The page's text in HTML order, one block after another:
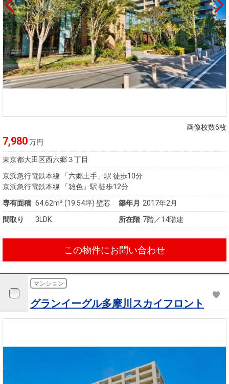
画像枚数6枚
7,980万円
東京都大田区西六郷３丁目
京浜急行電鉄本線 「六郷土手」駅 徒歩10分
京浜急行電鉄本線 「雑色」駅 徒歩12分
専有面積 64.62m²(19.54坪) 壁芯 築年月 2017年2月
間取り
3LDK 所在階 7階／14階建
この物件にお問い合わせ
マンション
グランイーグル多摩川スカイフロント